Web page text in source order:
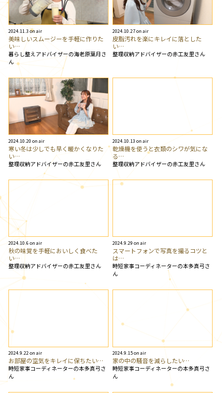
2024.11.3 on air
美味しいスムージーを手軽に作りた
い…
暮らし整えアドバイザーの海老原葉月さ
ん
2024.10.27 on air
皮脂汚れを楽にキレイに落とした
い…
整理収納アドバイザーの赤工友里さん
2024.10.20 on air
寒い冬は少しでも早く暖かくなりた
い…
整理収納アドバイザーの赤工友里さん
2024.10.13 on air
乾燥機を使うと衣類のシワが気にな
る…
整理収納アドバイザーの赤工友里さん
2024.10.6 on air
秋の味覚を手軽においしく食べた
い…
整理収納アドバイザーの赤工友里さん
2024.9.29 on air
スマートフォンで写真を撮るコツと
は…
時短家事コーディネーターの本多真弓さ
ん
2024.9.22 on air
お部屋の空気をキレイに保ちたい…
時短家事コーディネーターの本多真弓さ
ん
2024.9.15 on air
家の中の騒音を減らしたい…
時短家事コーディネーターの本多真弓さ
ん